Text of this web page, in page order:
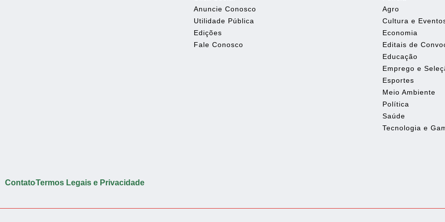
Anuncie Conosco
Utilidade Pública
Edições
Fale Conosco
Agro
Cultura e
Economia
Editais de
Educação
Emprego e
Esportes
Meio Ambiente
Política
Saúde
Tecnologia e
ContatoTermos Legais e Privacidade